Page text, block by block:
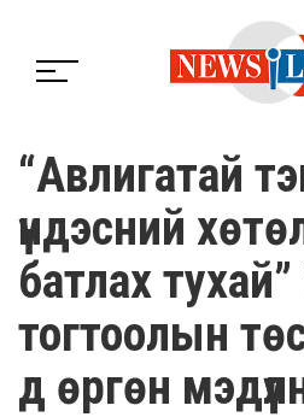
“Авлигатай
үндэсний
батлах
тогтоолын
д өргөн